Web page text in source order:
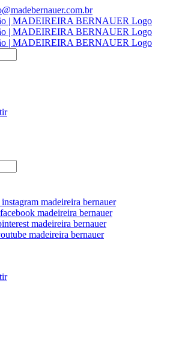
madeireira bernauer
madeireira bernauer
madeireira bernauer
madeireira bernauer